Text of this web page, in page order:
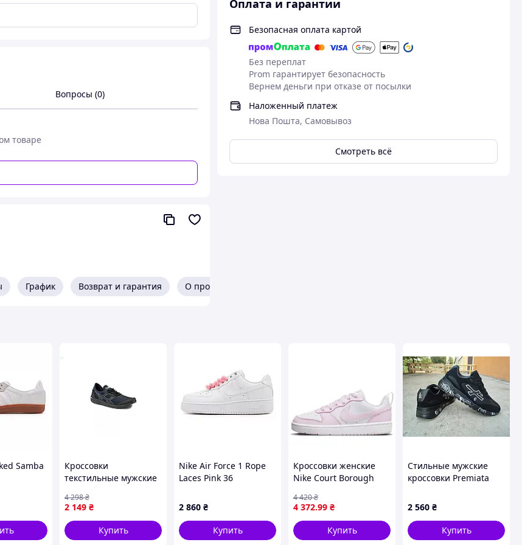
Оплата и гарантии
Безопасная оплата картой
Без переплат
Prom гарантирует безопасность
Вернем деньги при отказе от посылки
Наложенный платеж
Нова Пошта, Самовывоз
Смотреть всё
для устранения любых
Премиальная поддержка обеспечивается
пена Floatride амортизирует каждый шаг,
Вопросы (0)
товаре
График Возврат и гарантия О продавце
Samba
Кроссовки
текстильные мужские
активного отдыха и
повседневной носки
2 149 ₴
4 298₴
Купить
Nike Air Force 1 Rope
Laces Pink 36
2 860 ₴
Купить
Кроссовки женские
Nike Court Borough
37.5 Розовый D9-2026
4 372.99 ₴
4 420₴
Купить
Стильные мужские
кроссовки Premiata
45 (28,5 см)
2 560 ₴
Купить